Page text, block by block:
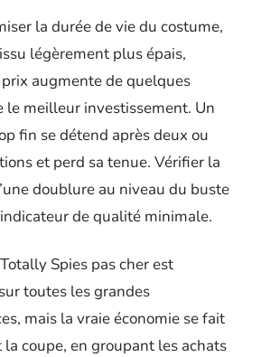
la durée de vie du costume,
légèrement plus épais,
augmente de quelques
le meilleur investissement. Un
fin se détend après deux ou
et perd sa tenue. Vérifier la
doublure au niveau du buste
de qualité minimale.
Spies pas cher est
toutes les grandes
mais la vraie économie se fait
coupe, en groupant les achats